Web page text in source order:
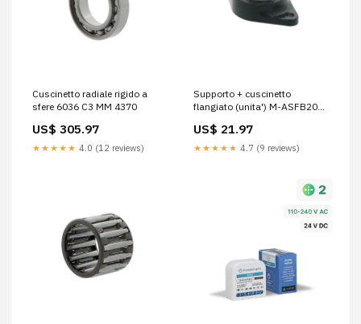
Cuscinetto radiale rigido a
sfere 6036 C3 MM 4370
US$ 305.97
★★★★★ 4.0 (12 reviews)
Supporto + cuscinetto
flangiato (unita') M-ASFB204
US$ 21.97
★★★★★ 4.7 (9 reviews)